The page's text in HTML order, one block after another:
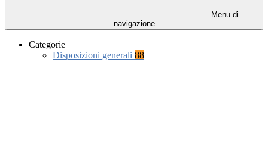
Menu di
navigazione
Categorie
Disposizioni generali 88